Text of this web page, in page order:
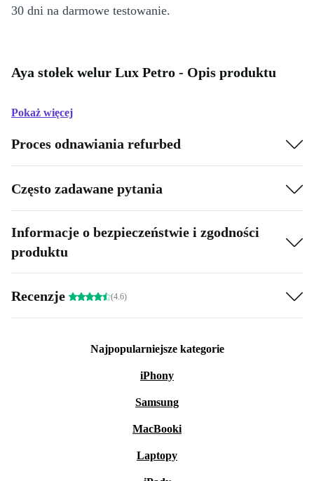
30 dni na darmowe testowanie.
Aya stołek welur Lux Petro - Opis produktu
Pokaż więcej
Proces odnawiania refurbed
Często zadawane pytania
Informacje o bezpieczeństwie i zgodności
produktu
Recenzje (4.6)
Najpopularniejsze kategorie
iPhony
Samsung
MacBooki
Laptopy